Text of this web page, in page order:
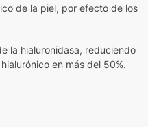
de la piel, por efecto de los
la hialuronidasa, reduciendo
en más del 50%.